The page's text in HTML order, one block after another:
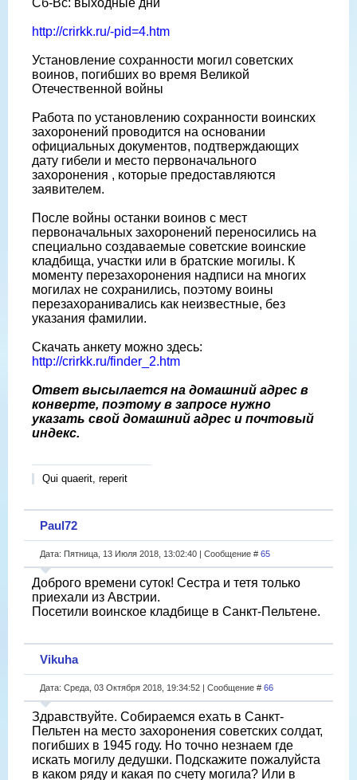
Сб-Вс: выходные дни
http://crirkk.ru/-pid=4.htm
Установление сохранности могил советских
воинов, погибших во время Великой
Отечественной войны
Работа по установлению сохранности воинских
захоронений проводится на основании
официальных документов, подтверждающих
дату гибели и место первоначального
захоронения , которые предоставляются
заявителем.
После войны останки воинов с мест
первоначальных захоронений переносились на
специально создаваемые советские воинские
кладбища, участки или в братские могилы. К
моменту перезахоронения надписи на многих
могилах не сохранились, поэтому воины
перезахоранивались как неизвестные, без
указания фамилии.
Скачать анкету можно здесь:
http://crirkk.ru/finder_2.htm
Ответ высылается на домашний адрес в
конверте, поэтому в запросе нужно
указать свой домашний адрес и почтовый
индекс.
Qui quaerit, reperit
Paul72
Дата: Пятница, 13 Июля 2018, 13:02:40 | Сообщение # 65
Доброго времени суток! Сестра и тетя только
приехали из Австрии.
Посетили воинское кладбище в Санкт-Пельтене.
Vikuha
Дата: Среда, 03 Октября 2018, 19:34:52 | Сообщение # 66
Здравствуйте. Собираемся ехать в Санкт-
Пельтен на место захоронения советских солдат,
погибших в 1945 году. Но точно незнаем где
искать могилу дедушки. Подскажите пожалуйста
в каком ряду и какая по счету могила? Или в